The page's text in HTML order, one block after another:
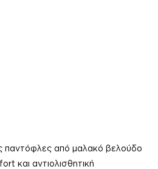
παντόφλες από μαλακό βελούδο
και αντιολισθητική